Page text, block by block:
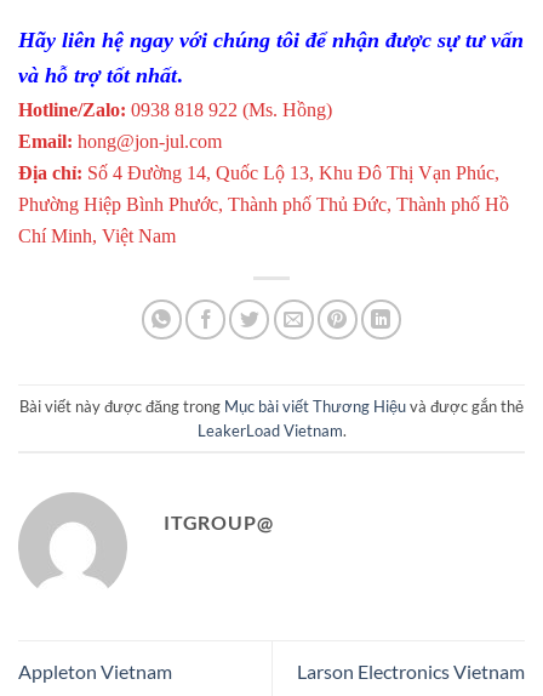
Hãy liên hệ ngay với chúng tôi để nhận được sự tư vấn
và hỗ trợ tốt nhất.
Hotline/Zalo: 0938 818 922 (Ms. Hồng)
Email: hong@jon-jul.com
Địa chỉ: Số 4 Đường 14, Quốc Lộ 13, Khu Đô Thị Vạn Phúc,
Phường Hiệp Bình Phước, Thành phố Thủ Đức, Thành phố Hồ
Chí Minh, Việt Nam
Bài viết này được đăng trong Mục bài viết Thương Hiệuvà được gắn thẻ
LeakerLoad Vietnam.
ITGROUP@
Appleton Vietnam Larson Electronics Vietnam